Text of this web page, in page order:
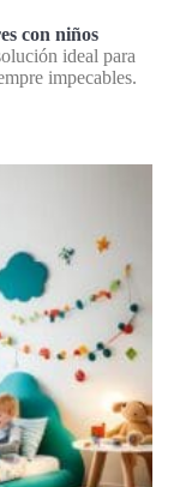
con niños
ideal para
impecables.